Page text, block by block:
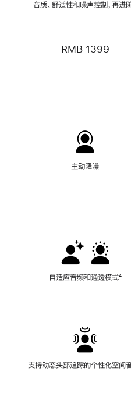
音质、舒适性和噪声控制，再进阶
RMB 1399
主动降噪
自适应音频和通透模式脚
⁴
支持动态头部追踪的个性化空间